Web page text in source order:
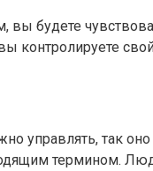
будете
контролируете
управлять, так оно
термином.